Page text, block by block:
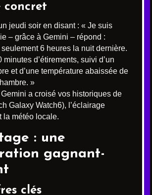
concret
jeudi soir en disant : « Je suis
– grâce à Gemini – répond :
6 heures la nuit dernière.
d’étirements, suivi d’un
et d’une température abaissée de
»
a croisé vos historiques de
Galaxy Watch6), l’éclairage
la météo locale.
: une
gagnant-
clés